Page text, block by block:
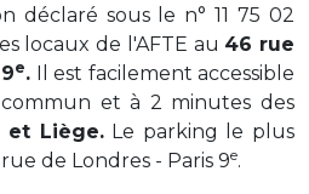
déclaré sous le n° 11 75 02
locaux de l'AFTE au 46 rue
e. Il est facilement accessible
et à 2 minutes des
et Liège.Le parking le plus
de Londres - Paris 9e.